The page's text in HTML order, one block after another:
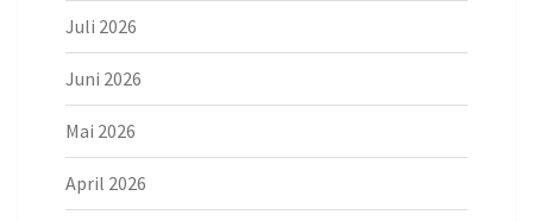
Juli 2026
Juni 2026
Mai 2026
April 2026